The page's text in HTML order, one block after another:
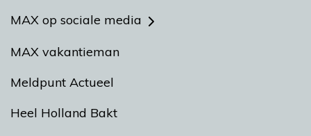
MAX op sociale media
MAX vakantieman
Meldpunt Actueel
Heel Holland Bakt